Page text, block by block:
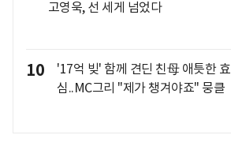
고영욱, 선 세게 넘었다
10
'17억 빚' 함께 견딘 친母 애틋한 효
심..MC그리 "제가 챙겨야죠" 뭉클